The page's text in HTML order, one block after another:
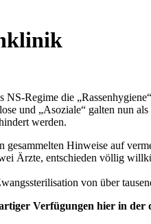
Regime die
und „Asoziale“ galten nun
werden.
Hinweise auf
Ärzte, entschieden völlig
von über
Verfügungen hier in